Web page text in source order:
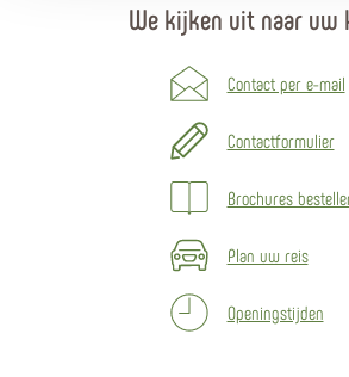
We kijken uit naar uw
Contact per e-mail
Contactformulier
Brochures
Plan uw reis
Openingstijden